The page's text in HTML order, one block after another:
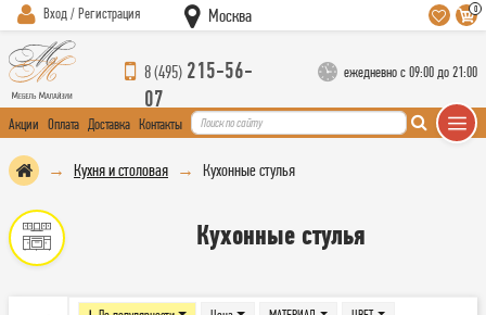
Вход / Регистрация Москва 0
8 (495) 215-56-
07
ежедневно с 09:00 до 21:00
Акции Оплата Доставка Контакты
Кухня и столовая Кухонные стулья
Кухонные стулья